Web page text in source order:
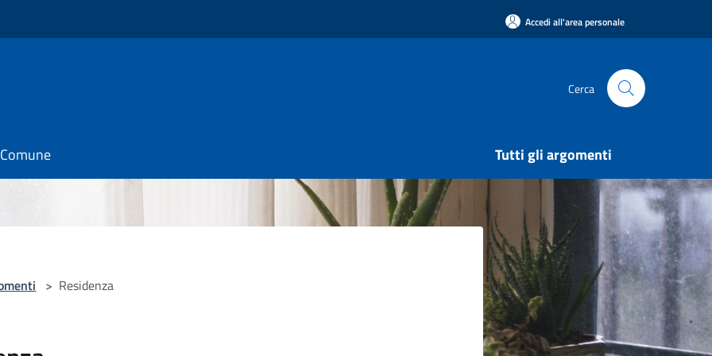
Accedi all'area personale
Cerca
Tutti gli argomenti
> Residenza